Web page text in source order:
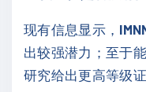
现有信息显示，
出较强潜力；至于
研究给出更高等级证